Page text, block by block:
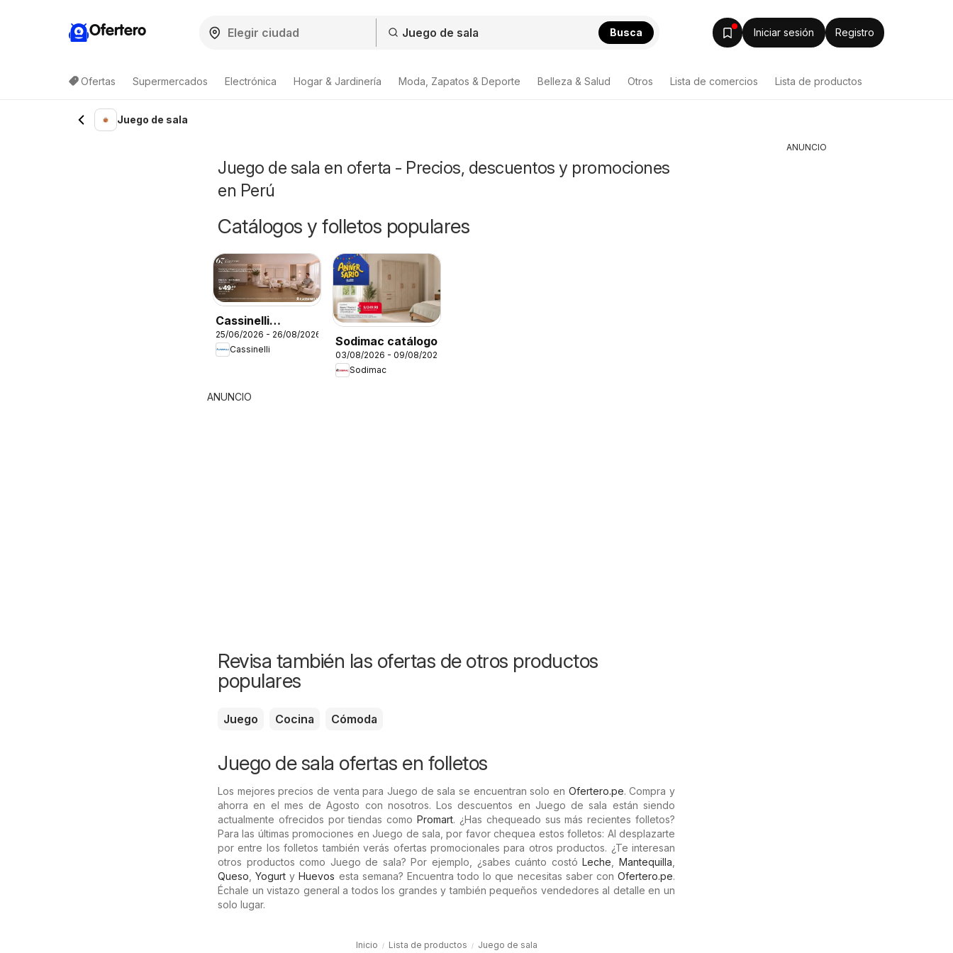
Ofertero Busca Iniciar sesión Registro
Ofertas Supermercados Electrónica Hogar & Jardinería Moda, Zapatos & Deporte Belleza & Salud Otros Lista de comercios Lista de productos
Juego de sala
Juego de sala en oferta - Precios, descuentos y promociones
en Perú
Catálogos y folletos populares
Cassinelli
catálogo
25/06/2026 - 26/08/2026
Cassinelli
Sodimac catálogo
03/08/2026 - 09/08/2026
Sodimac
ANUNCIO
Revisa también las ofertas de otros productos
populares
Juego Cocina Cómoda
Juego de sala ofertas en folletos
Los mejores precios de venta para Juego de sala se encuentran solo en Ofertero.pe. Compra y
ahorra en el mes de Agosto con nosotros. Los descuentos en Juego de sala están siendo
actualmente ofrecidos por tiendas comoPromart. ¿Has chequeado sus más recientes folletos?
Para las últimas promociones en Juego de sala, por favor chequea estos folletos: Al desplazarte
por entre los folletos también verás ofertas promocionales para otros productos. ¿Te interesan
otros productos como Juego de sala? Por ejemplo, ¿sabes cuánto costóLeche ,Mantequilla
Queso ,Yogurt yHuevos esta semana? Encuentra todo lo que necesitas saber conOfertero.pe.
Échale un vistazo general a todos los grandes y también pequeños vendedores al detalle en un
solo lugar.
Inicio Lista de productos Juego de sala
ANUNCIO